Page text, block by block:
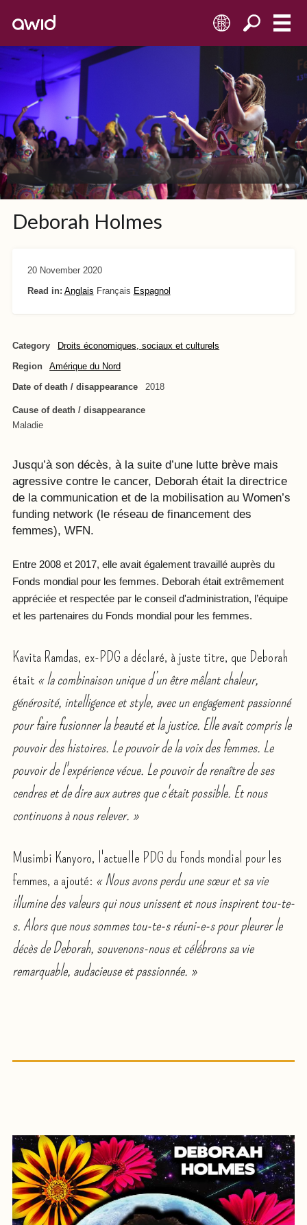
FR
Deborah Holmes
20 November 2020
Read in: Anglais Français Espagnol
Category Droits économiques, sociaux et culturels
Region Amérique du Nord
Date of death / disappearance 2018
Cause of death / disappearance
Maladie
Jusqu’à son décès, à la suite d’une lutte brève mais
agressive contre le cancer, Deborah était la directrice
de la communication et de la mobilisation au Women’s
funding network (le réseau de financement des
femmes), WFN.
Entre 2008 et 2017, elle avait également travaillé auprès du
Fonds mondial pour les femmes. Deborah était extrêmement
appréciée et respectée par le conseil d'administration, l’équipe
et les partenaires du Fonds mondial pour les femmes.
Kavita Ramdas, ex-PDG a déclaré, à juste titre, que Deborah
était « la combinaison unique d’un être mêlant chaleur,
générosité, intelligence et style, avec un engagement passionné
pour faire fusionner la beauté et la justice. Elle avait compris le
pouvoir des histoires. Le pouvoir de la voix des femmes. Le
pouvoir de l'expérience vécue. Le pouvoir de renaître de ses
cendres et de dire aux autres que c'était possible. Et nous
continuons à nous relever. »
Musimbi Kanyoro, l'actuelle PDG du Fonds mondial pour les
femmes, a ajouté: « Nous avons perdu une sœur et sa vie
illumine des valeurs qui nous unissent et nous inspirent tou-te-
s. Alors que nous sommes tou-te-s réuni-e-s pour pleurer le
décès de Deborah, souvenons-nous et célébrons sa vie
remarquable, audacieuse et passionnée. »